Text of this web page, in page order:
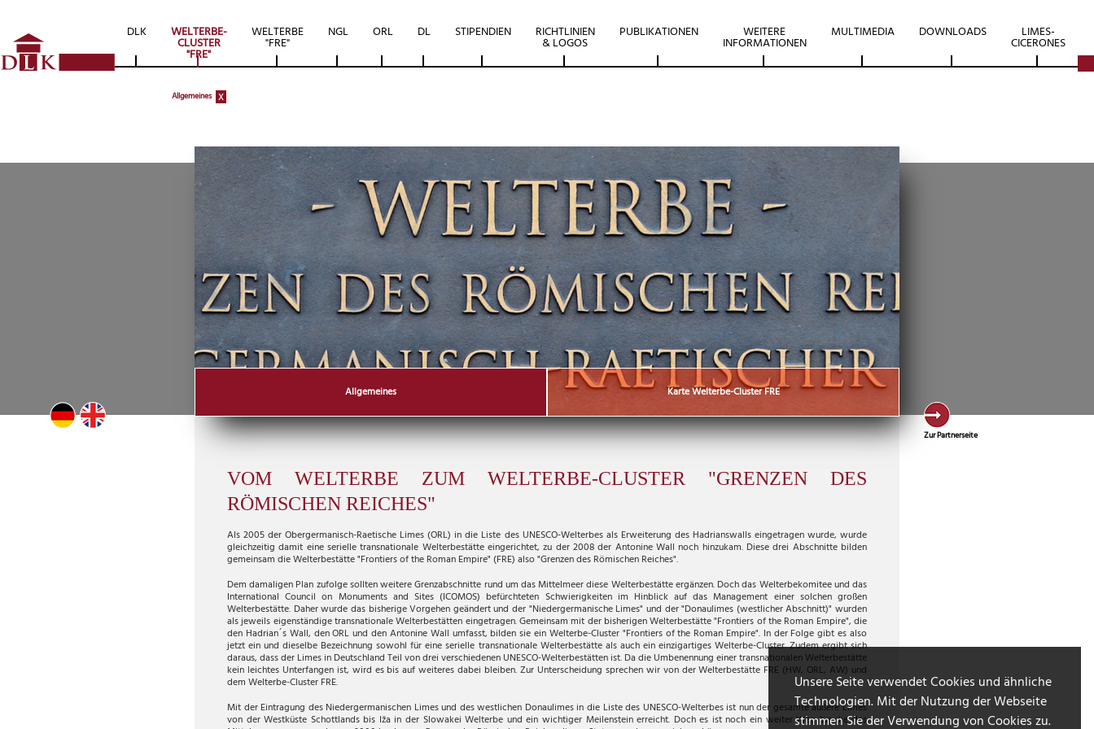
Unsere Seite verwendet Cookies und ähnliche
Technologien. Mit der Nutzung der Webseite
stimmen Sie der Verwendung von Cookies zu.
DLK
Allgemeines x
WELTERBE-
CLUSTER
"FRE"
WELTERBE
"FRE"
NGL ORL DL STIPENDIEN RICHTLINIEN
& LOGOS
PUBLIKATIONEN WEITERE
INFORMATIONEN
MULTIMEDIA DOWNLOADS LIMES-
CICERONES
Allgemeines Karte Welterbe-Cluster FRE
VOM WELTERBE ZUM WELTERBE-CLUSTER "GRENZEN DES
RÖMISCHEN REICHES"
Als 2005 der Obergermanisch-Raetische Limes (ORL) in die Liste des UNESCO-Welterbes als Erweiterung des Hadrianswalls eingetragen wurde, wurde
gleichzeitig damit eine serielle transnationale Welterbestätte eingerichtet, zu der 2008 der Antonine Wall noch hinzukam. Diese drei Abschnitte bilden
gemeinsam die Welterbestätte "Frontiers of the Roman Empire" (FRE) also "Grenzen des Römischen Reiches".
Dem damaligen Plan zufolge sollten weitere Grenzabschnitte rund um das Mittelmeer diese Welterbestätte ergänzen. Doch das Welterbekomitee und das
International Council on Monuments and Sites (ICOMOS) befürchteten Schwierigkeiten im Hinblick auf das Management einer solchen großen
Welterbestätte. Daher wurde das bisherige Vorgehen geändert und der "Niedergermanische Limes" und der "Donaulimes (westlicher Abschnitt)" wurden
als jeweils eigenständige transnationale Welterbestätten eingetragen. Gemeinsam mit der bisherigen Welterbestätte "Frontiers of the Roman Empire", die
den Hadrian´s Wall, den ORL und den Antonine Wall umfasst, bilden sie ein Welterbe-Cluster "Frontiers of the Roman Empire". In der Folge gibt es also
jetzt ein und dieselbe Bezeichnung sowohl für eine serielle transnationale Welterbestätte als auch ein einzigartiges Welterbe-Cluster. Zudem ergibt sich
daraus, dass der Limes in Deutschland Teil von drei verschiedenen UNESCO-Welterbestätten ist. Da die Umbenennung einer transnationalen Welterbestätte
kein leichtes Unterfangen ist, wird es bis auf weiteres dabei bleiben. Zur Unterscheidung sprechen wir von der Welterbestätte FRE (HW, ORL, AW) und
dem Welterbe-Cluster FRE.
Mit der Eintragung des Niedergermanischen Limes und des westlichen Donaulimes in die Liste des UNESCO-Welterbes ist nun der gesamte äußere Limes
von der Westküste Schottlands bis Iža in der Slowakei Welterbe und ein wichtiger Meilenstein erreicht. Doch es ist noch ein weiter Weg bis die das
Zur Partnerseite